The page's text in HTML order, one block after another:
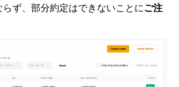
ず、部分約定はできないことにご注